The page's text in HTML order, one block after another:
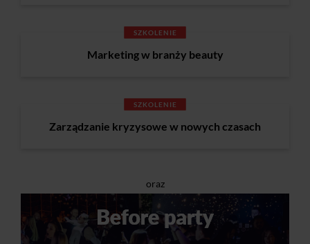
SZKOLENIE
Marketing w branży beauty
SZKOLENIE
Zarządzanie kryzysowe w nowych czasach
oraz